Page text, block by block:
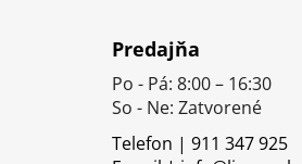
Predajňa
Po - Pá: 8:00 – 16:30
So - Ne: Zatvorené
Telefon | 911 347 925